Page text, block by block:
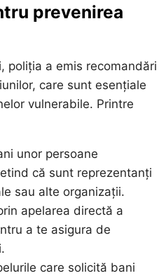
prevenirea
poliția a emis recomandări
care sunt esențiale
vulnerabile. Printre
unor persoane
că sunt reprezentanți
sau alte organizații.
apelarea directă a
a te asigura de
care solicită bani